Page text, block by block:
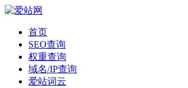
首页
SEO查询
权重查询
域名/IP查询
爱站词云